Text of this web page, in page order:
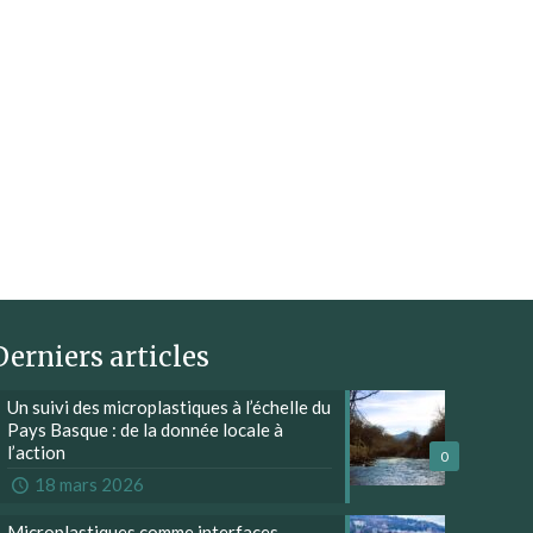
articles
0
Un suivi des microplastiques à l’échelle du
Pays Basque : de la donnée locale à
l’action
18 mars 2026